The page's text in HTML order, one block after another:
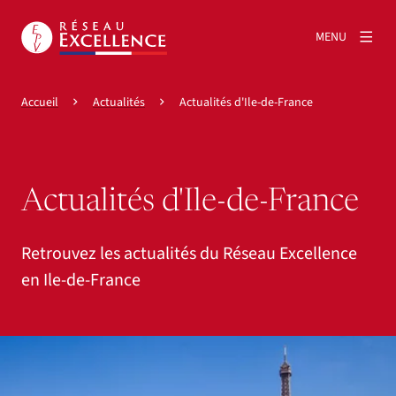
MENU
Accueil Actualités Actualités d'Ile-de-France
Actualités d'Ile-de-France
Retrouvez les actualités du Réseau Excellence
en Ile-de-France